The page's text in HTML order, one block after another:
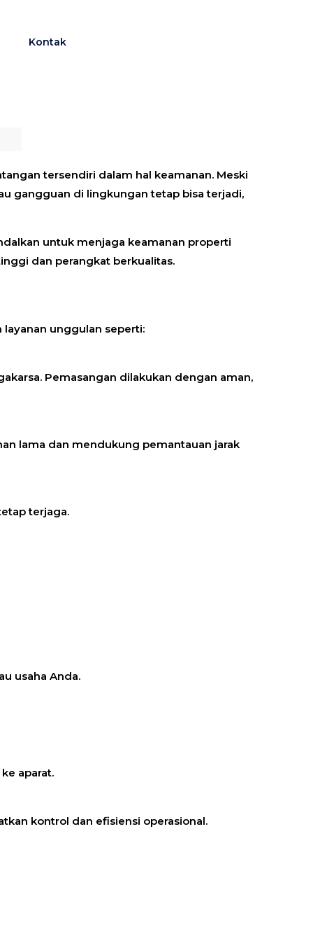
Kontak
tersendiri dalam hal keamanan. Meski
gangguan di lingkungan tetap bisa terjadi,
untuk menjaga keamanan properti
dan perangkat berkualitas.
layanan unggulan seperti:
Pemasangan dilakukan dengan aman,
lama dan mendukung pemantauan jarak
terjaga.
usaha Anda.
aparat.
kontrol dan efisiensi operasional.